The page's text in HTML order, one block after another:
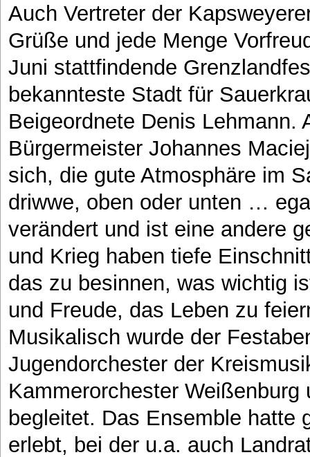
Auch Vertreter der
Grüße und jede Menge
Juni stattfindende
bekannteste Stadt für
Beigeordnete Denis Lehmann.
Bürgermeister Johannes
sich, die gute Atmosphäre im
driwwe, oben oder unten …
verändert und ist eine andere
und Krieg haben tiefe
das zu besinnen, was wichtig
und Freude, das Leben zu
Musikalisch wurde der
Jugendorchester der
Kammerorchester
begleitet. Das Ensemble hatte
erlebt, bei der u.a. auch